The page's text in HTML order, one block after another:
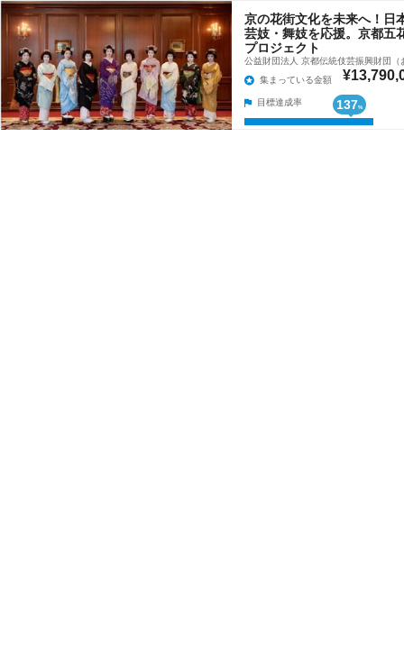
京の花街文化を未来へ！日
芸妓・舞妓を応援。京都五
プロジェクト
公益財団法人 京都伝統伎芸振興財団（
集まっている金額
目標達成率 137%